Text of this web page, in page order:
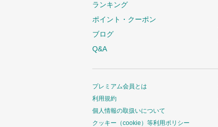
ランキング
ポイント・クーポン
ブログ
Q&A
プレミアム会員とは
利用規約
個人情報の取扱いについて
クッキー（cookie）等利用ポリシー